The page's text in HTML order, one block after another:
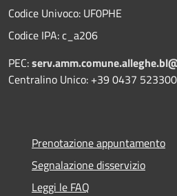
Codice Univoco: UF0PHE
Codice IPA: c_a206
PEC:
Centralino Unico: +39 0437 523300
Prenotazione appuntamento
Segnalazione disservizio
Leggi le FAQ